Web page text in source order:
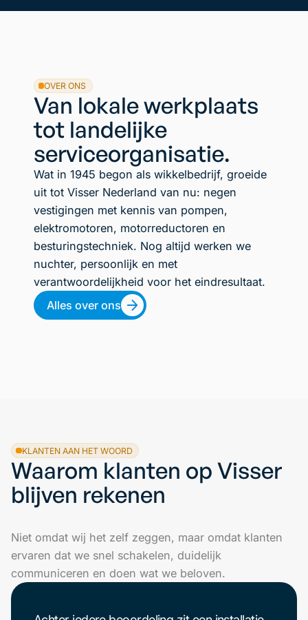
OVER ONS
Van lokale werkplaats
tot landelijke
serviceorganisatie.
Wat in 1945 begon als wikkelbedrijf, groeide
uit tot Visser Nederland van nu: negen
vestigingen met kennis van pompen,
elektromotoren, motorreductoren en
besturingstechniek. Nog altijd werken we
nuchter, persoonlijk en met
verantwoordelijkheid voor het eindresultaat.
Alles over ons
KLANTEN AAN HET WOORD
Waarom klanten op Visser
blijven rekenen
Niet omdat wij het zelf zeggen, maar omdat klanten
ervaren dat we snel schakelen, duidelijk
communiceren en doen wat we beloven.